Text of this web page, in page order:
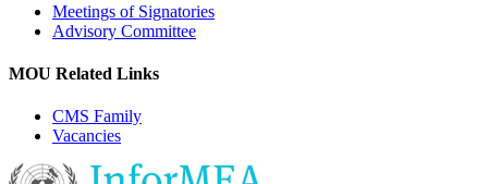
Meetings of Signatories
Advisory Committee
MOU Related Links
CMS Family
Vacancies